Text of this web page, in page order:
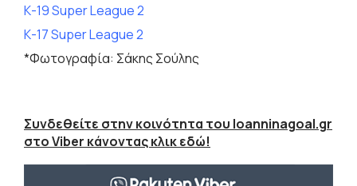
Κ-19 Super League 2
Κ-17 Super League 2
*Φωτογραφία: Σάκης Σούλης
Συνδεθείτε στην κοινότητα του Ioanninagoal.gr
στο Viber κάνοντας κλικ εδώ!